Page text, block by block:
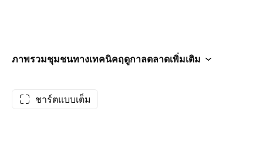
ภาพรวมชุมชนทางเทคนิคฤดูกาลตลาดเพิ่มเติม
ชาร์ตแบบเต็ม